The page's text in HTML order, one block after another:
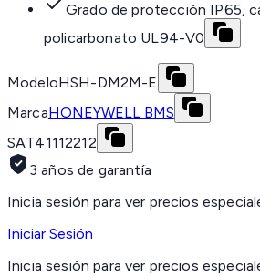
Grado de protección IP65,
policarbonato UL94-V0
ModeloHSH-DM2M-E
MarcaHONEYWELL BMS
SAT41112212
3 años de garantía
Inicia sesión para ver precios
Iniciar Sesión
Inicia sesión para ver precios